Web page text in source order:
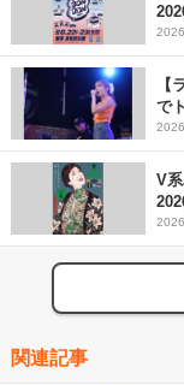
メ×
【
で
V
組
関連記事